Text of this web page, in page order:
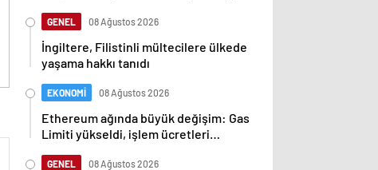
GENEL 08 Ağustos 2026
İngiltere, Filistinli mültecilere ülkede
yaşama hakkı tanıdı
EKONOMİ 08 Ağustos 2026
Ethereum ağında büyük değişim: Gas
Limiti yükseldi, işlem ücretleri
GENEL 08 Ağustos 2026